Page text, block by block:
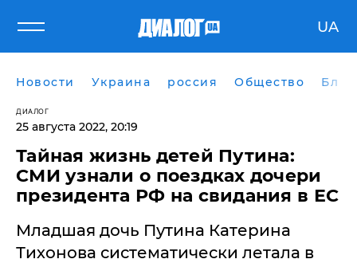
UA
Новости Украина россия Общество
ДИАЛОГ
25 августа 2022, 20:19
Тайная жизнь детей Путина:
СМИ узнали о поездках дочери
президента РФ на свидания в ЕС
Младшая дочь Путина Катерина
Тихонова систематически летала в